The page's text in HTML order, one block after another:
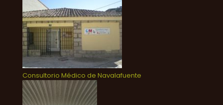
Consultorio Médico de Navalafuente